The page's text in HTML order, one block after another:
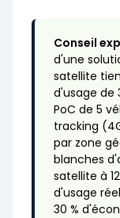
Conseil
d'une
satellite
d'usage de
PoC de 5
tracking
par zone
blanches
satellite à
d'usage
30 %